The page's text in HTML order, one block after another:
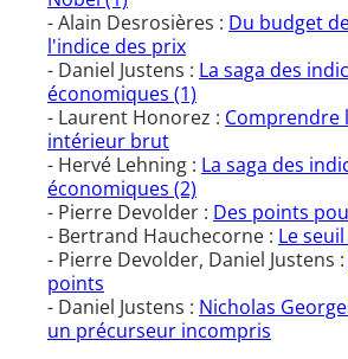
- Alain Desrosières : Du budget
l'indice des prix
- Daniel Justens : La saga des
économiques (1)
- Laurent Honorez : Comprendre
intérieur brut
- Hervé Lehning : La saga des
économiques (2)
- Pierre Devolder : Des points
- Bertrand Hauchecorne : Le
- Pierre Devolder, Daniel Justens :
points
- Daniel Justens : Nicholas
un précurseur incompris